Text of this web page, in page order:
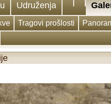
Udruženja
Tragovi prošlosti